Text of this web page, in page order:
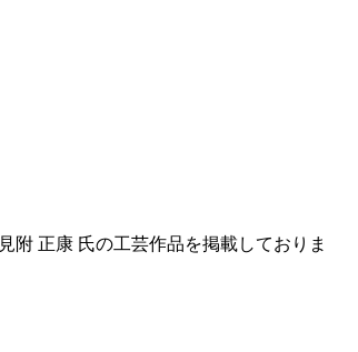
見附 正康 氏の工芸作品を掲載しておりま